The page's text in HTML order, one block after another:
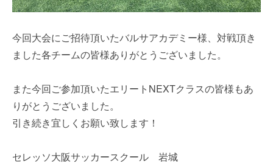
今回大会にご招待頂いたバルサアカデミー様、対戦頂き
ました各チームの皆様ありがとうございました。
また今回ご参加頂いたエリートNEXTクラスの皆様もあ
りがとうございました。
引き続き宜しくお願い致します！
セレッソ大阪サッカースクール 岩城